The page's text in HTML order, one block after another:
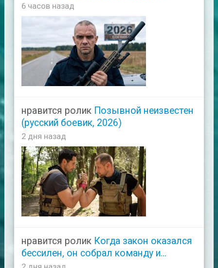
6 часов назад
нравится ролик Позывной неизвестен
(русский боевик, 2026)
2 дня назад
нравится ролик Когда закон оказался
бессилен, он собрал команду и...